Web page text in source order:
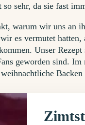
so sehr, da sie fast
warum wir uns an
es vermutet
Unser
geworden sind. Im